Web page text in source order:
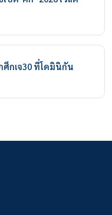
ศึกเจ30 ที่โดมินิกัน